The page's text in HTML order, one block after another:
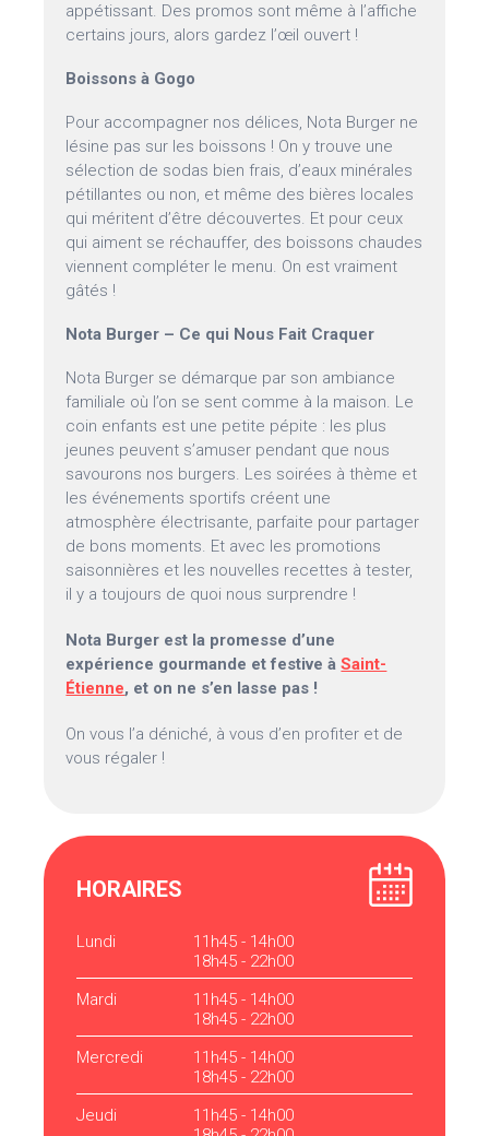
appétissant. Des promos sont même à l’affiche
certains jours, alors gardez l’œil ouvert !
Boissons à Gogo
Pour accompagner nos délices, Nota Burger ne
lésine pas sur les boissons ! On y trouve une
sélection de sodas bien frais, d’eaux minérales
pétillantes ou non, et même des bières locales
qui méritent d’être découvertes. Et pour ceux
qui aiment se réchauffer, des boissons chaudes
viennent compléter le menu. On est vraiment
gâtés !
Nota Burger – Ce qui Nous Fait Craquer
Nota Burger se démarque par son ambiance
familiale où l’on se sent comme à la maison. Le
coin enfants est une petite pépite : les plus
jeunes peuvent s’amuser pendant que nous
savourons nos burgers. Les soirées à thème et
les événements sportifs créent une
atmosphère électrisante, parfaite pour partager
de bons moments. Et avec les promotions
saisonnières et les nouvelles recettes à tester,
il y a toujours de quoi nous surprendre !
Nota Burger est la promesse d’une
expérience gourmande et festive àSaint-
Étienne, et on ne s’en lasse pas !
On vous l’a déniché, à vous d’en profiter et de
vous régaler !
HORAIRES
Lundi
11h45 - 14h00
18h45 - 22h00
Mardi
11h45 - 14h00
18h45 - 22h00
Mercredi
11h45 - 14h00
18h45 - 22h00
Jeudi
11h45 - 14h00